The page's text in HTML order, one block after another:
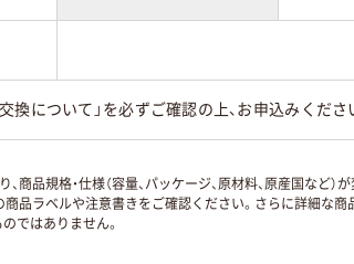
換について」を必ずご確認の上、お申込みくださ
品規格・仕様（容量、パッケージ、原材料、原産国など
ラベルや注意書きをご確認ください。さらに詳細な商
ではありません。